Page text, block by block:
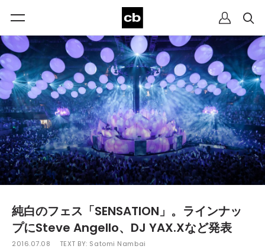
純白のフェス「SENSATION」。ラインナッ
プにSteve Angello、DJ YAX.Xなど発表
2016.07.08 TEXT BY: Satomi Nambai